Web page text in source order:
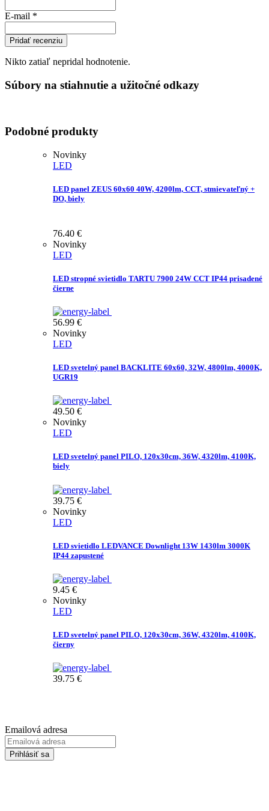
E-mail *
Pridať recenziu
Nikto zatiaľ nepridal hodnotenie.
Súbory na stiahnutie a užitočné odkazy
Podobné produkty
Novinky
LED
LED panel ZEUS 60x60 40W, 4200lm, CCT, stmievateľný +
DO, biely
76.40 €
Novinky
LED
LED stropné svietidlo TARTU 7900 24W CCT IP44 prisadené
čierne
56.99 €
Novinky
LED
LED svetelný panel BACKLITE 60x60, 32W, 4800lm, 4000K,
UGR19
49.50 €
Novinky
LED
LED svetelný panel PILO, 120x30cm, 36W, 4320lm, 4100K,
biely
39.75 €
Novinky
LED
LED svietidlo LEDVANCE Downlight 13W 1430lm 3000K
IP44 zapustené
9.45 €
Novinky
LED
LED svetelný panel PILO, 120x30cm, 36W, 4320lm, 4100K,
čierny
39.75 €
Emailová adresa
Prihlásiť sa